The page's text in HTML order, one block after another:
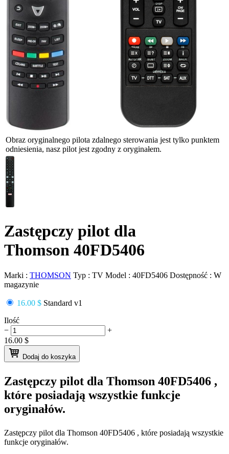
Obraz oryginalnego pilota zdalnego sterowania jest tylko punktem
odniesienia, nasz pilot jest zgodny z oryginałem.
Zastępczy pilot dla
Thomson 40FD5406
Marki : THOMSON Typ : TV Model : 40FD5406 Dostępność : W
magazynie
16.00 $ Standard v1
Ilość
−
+
16.00 $
Dodaj do koszyka
Zastępczy pilot dla Thomson 40FD5406 ,
które posiadają wszystkie funkcje
oryginałów.
Zastępczy pilot dla Thomson 40FD5406 , które posiadają wszystkie
funkcje oryginałów.